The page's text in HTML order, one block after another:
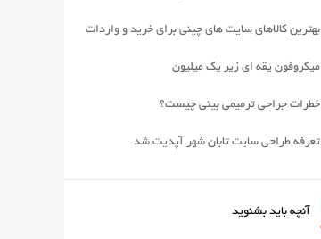
بهترین کالاهای سایت های چینی برای خرید و واردات
میکروفون یقه ای زیر یک میلیون
خطرات جراحی ترمیمی بینی چیست؟
تعرفه طراحی سایت تابان شهر آپدیت شد
آنچه باید بشنوید